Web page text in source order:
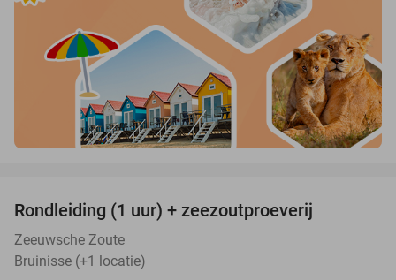
Rondleiding (1 uur) + zeezoutproeverij
Zeeuwsche Zoute
Bruinisse (+1 locatie)